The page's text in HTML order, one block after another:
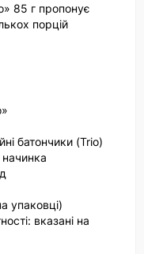
85 г пропонує
порцій
батончики (Trio)
упаковці)
вказані на